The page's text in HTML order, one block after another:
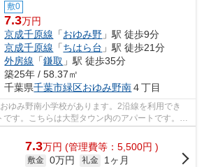
敷0
7.3万円
京成千原線 「おゆみ野 」駅 徒歩9分
京成千原線 「ちはら台 」駅 徒歩21分
外房線 「鎌取 」駅 徒歩35分
築25年 / 58.37㎡
千葉県千葉市緑区おゆみ野南４丁目
ゆみ野南小学校があります。2沿線を利用でき
す。こちらは大型タウン内のアパートです。通
も乾きやすく...
7.3万円 (管理費等：5,500円 )
敷金 0万円 礼金
1ヶ月